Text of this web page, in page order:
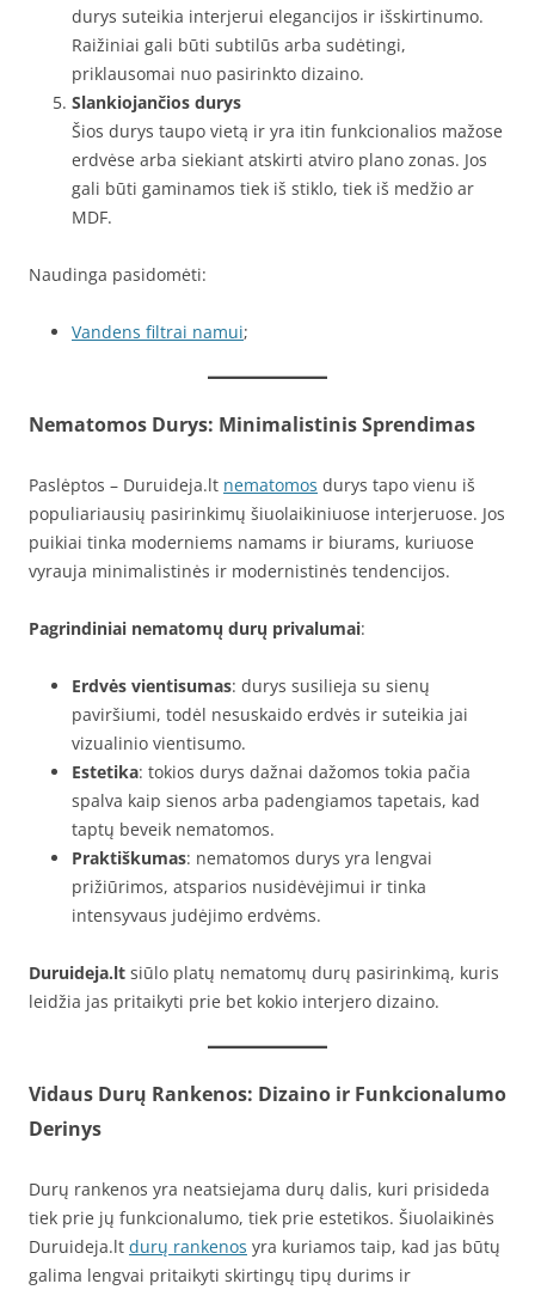
durys suteikia interjerui elegancijos ir išskirtinumo.
Raižiniai gali būti subtilūs arba sudėtingi,
priklausomai nuo pasirinkto dizaino.
Slankiojančios durys
Šios durys taupo vietą ir yra itin funkcionalios mažose
erdvėse arba siekiant atskirti atviro plano zonas. Jos
gali būti gaminamos tiek iš stiklo, tiek iš medžio ar
MDF.
Naudinga pasidomėti:
Vandens filtrai namui;
Nematomos Durys: Minimalistinis Sprendimas
Paslėptos – Duruideja.lt nematomos durys tapo vienu iš
populiariausių pasirinkimų šiuolaikiniuose interjeruose. Jos
puikiai tinka moderniems namams ir biurams, kuriuose
vyrauja minimalistinės ir modernistinės tendencijos.
Pagrindiniai nematomų durų privalumai:
Erdvės vientisumas: durys susilieja su sienų
paviršiumi, todėl nesuskaido erdvės ir suteikia jai
vizualinio vientisumo.
Estetika: tokios durys dažnai dažomos tokia pačia
spalva kaip sienos arba padengiamos tapetais, kad
taptų beveik nematomos.
Praktiškumas: nematomos durys yra lengvai
prižiūrimos, atsparios nusidėvėjimui ir tinka
intensyvaus judėjimo erdvėms.
Duruideja.lt siūlo platų nematomų durų pasirinkimą, kuris
leidžia jas pritaikyti prie bet kokio interjero dizaino.
Vidaus Durų Rankenos: Dizaino ir Funkcionalumo
Derinys
Durų rankenos yra neatsiejama durų dalis, kuri prisideda
tiek prie jų funkcionalumo, tiek prie estetikos. Šiuolaikinės
Duruideja.lt durų rankenos yra kuriamos taip, kad jas būtų
galima lengvai pritaikyti skirtingų tipų durims ir